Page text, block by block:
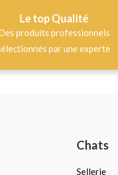
Le top Qualité​
produits professionnels
par une experte
Chats
Sellerie